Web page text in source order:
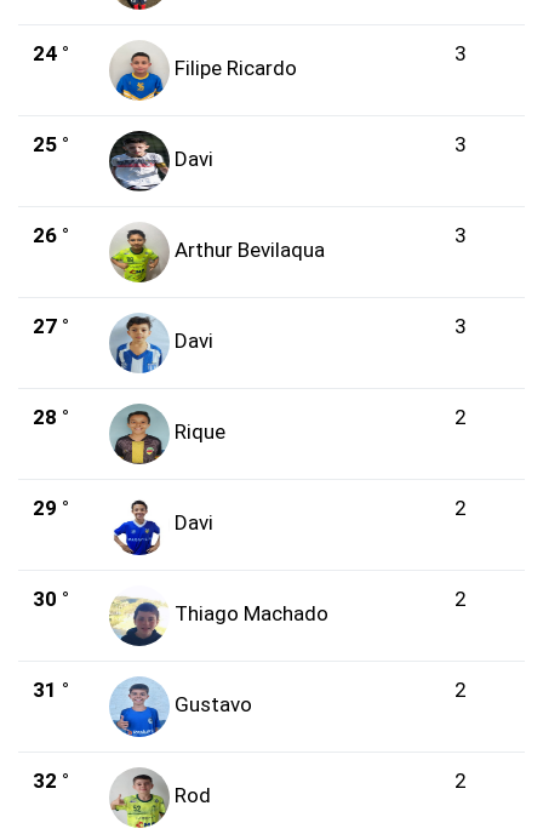
24 °
Filipe Ricardo
3
25 °
Davi
3
26 °
Arthur Bevilaqua
3
27 °
Davi
3
28 °
Rique
2
29 °
Davi
2
30 °
Thiago Machado
2
31 °
Gustavo
2
32 °
Rod
2